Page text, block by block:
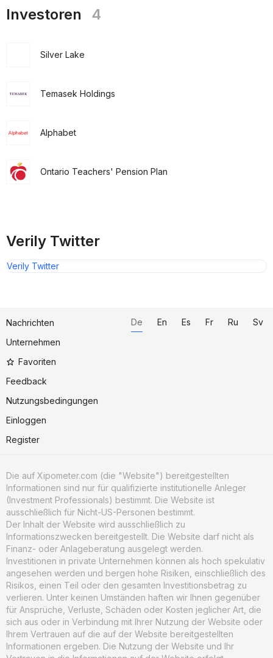
Investoren 4
Silver Lake
Temasek Holdings
Alphabet
Ontario Teachers' Pension Plan
Verily Twitter
Verily Twitter
Nachrichten
Unternehmen
Favoriten
Feedback
Nutzungsbedingungen
Einloggen
Register
De En Es Fr Ru Sv
Die auf Xipometer.com (die "Website") bereitgestellten
Informationen sind nur für qualifizierte institutionelle Anleger
(Investment Professionals) bestimmt. Die Website ist
ausschließlich für Nicht-US-Personen bestimmt.
Der Inhalt der Website wird ausschließlich zu
Informationszwecken bereitgestellt. Die Website darf nicht als
Finanz- oder Anlageberatung ausgelegt werden.
Investitionen in private Unternehmen können als hoch spekulativ
angesehen werden und bergen hohe Risiken, einschließlich des
Risikos, einen Teil oder den gesamten Investitionsbetrag zu
verlieren. Unter keinen Umständen haften wir Ihnen gegenüber
für Ansprüche, Verluste, Schäden oder Kosten jeglicher Art, die
sich aus oder in Verbindung mit Ihrer Nutzung der Website oder
Ihrem Vertrauen auf die auf der Website bereitgestellten
Informationen ergeben. Die Nutzung der Website und Ihr